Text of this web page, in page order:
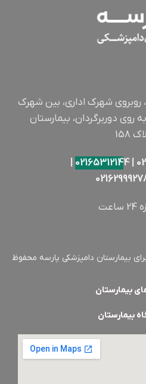
روبروی شهرک اداری، بین شهرک
روی دوربرگردان، بیمارستان
|
02165312144 |
بیمارستان دامپزشکی پارسه محفوظ
بیمارستان
بیمارستان